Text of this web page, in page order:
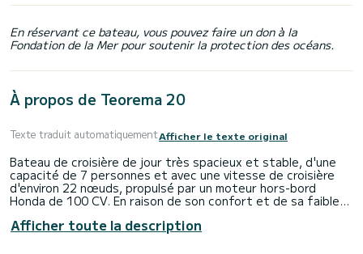
En réservant ce bateau, vous pouvez faire un don à la
Fondation de la Mer pour soutenir la protection des océans.
À propos de Teorema 20
Texte traduit automatiquementAfficher le texte original
Bateau de croisière de jour très spacieux et stable, d'une
capacité de 7 personnes et avec une vitesse de croisière
d'environ 22 nœuds, propulsé par un moteur hors-bord
Honda de 100 CV. En raison de son confort et de sa faible
famille en mer.
Afficher toute la description